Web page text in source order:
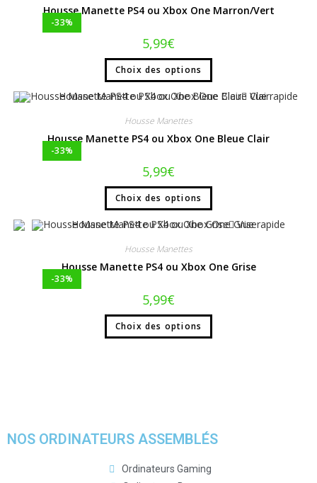
-33%
Housse Manette PS4 ou Xbox One Marron/Vert
5,99€
Choix des options
-33%
Vue rapide
Housse Manettes
Housse Manette PS4 ou Xbox One Bleue Clair
5,99€
Choix des options
-33%
Vue rapide
Housse Manettes
Housse Manette PS4 ou Xbox One Grise
5,99€
Choix des options
NOS ORDINATEURS ASSEMBLÉS
Ordinateurs Gaming